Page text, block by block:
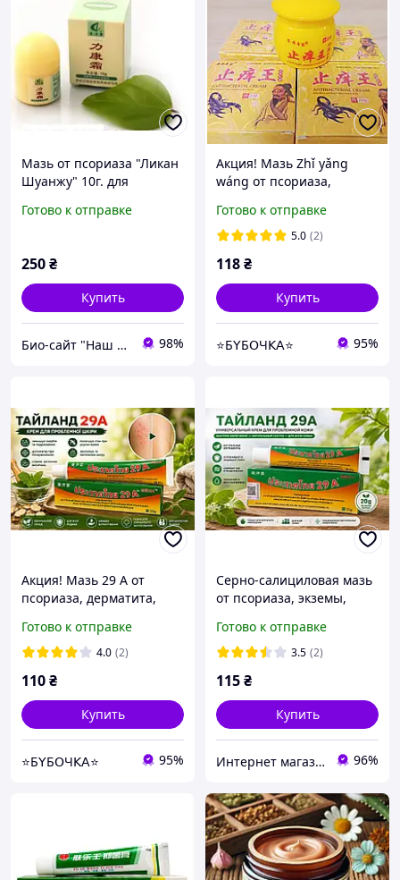
Мазь от псориаза "Ликан
Шуанжу" 10г. для
герпеса, экземы,
Готово к отправке
250₴
Купить
Био-сайт "Наш Восток" 98%
Акция! Мазь Zhǐ yǎng
wáng от псориаза,
экземы, акне и др.), 20 г
Готово к отправке
5.0 (2)
118₴
Купить
⭐Б𝖸Б𝖮Ч𝖪𝖠⭐ 95%
Акция! Мазь 29 А от
псориаза, дерматита,
угревой сыпи. Тайланд
Готово к отправке
4.0 (2)
110₴
Купить
⭐Б𝖸Б𝖮Ч𝖪𝖠⭐ 95%
Серно-салициловая мазь
от псориаза, экземы,
дерматитов, чесотки 29A
Готово к отправке
3.5 (2)
115₴
Купить
Интернет магазин ФЕЕРИЯ 96%